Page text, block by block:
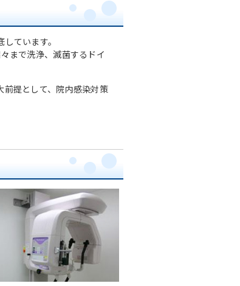
ています。
まで洗浄、滅菌するドイ
前提として、院内感染対策